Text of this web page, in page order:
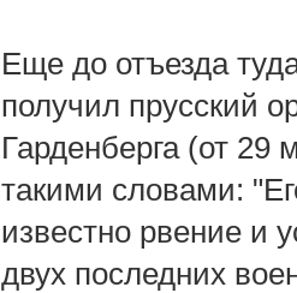
Еще до отъезда
получил прусский
Гарденберга (от 29
такими словами:
известно рвение и
двух последних